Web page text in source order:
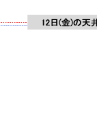
ーン」⇒ あの名物
。
益80.2％も減少
殴る法案」提出！